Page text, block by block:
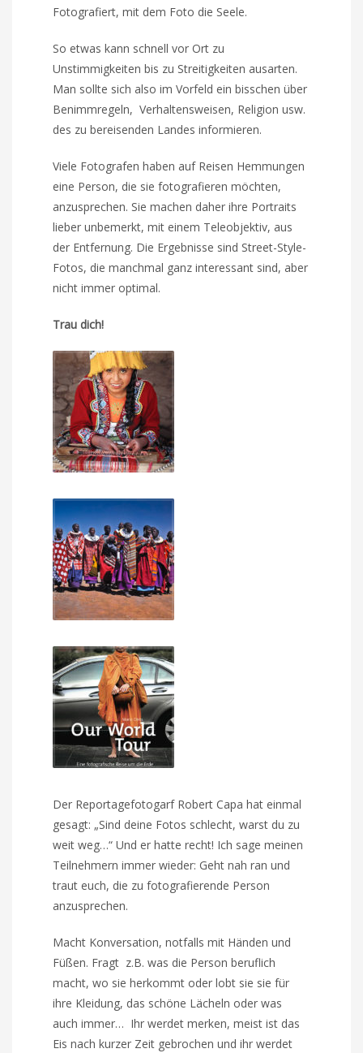
Fotografiert, mit dem Foto die Seele.
So etwas kann schnell vor Ort zu
Unstimmigkeiten bis zu Streitigkeiten ausarten.
Man sollte sich also im Vorfeld ein bisschen über
Benimmregeln, Verhaltensweisen, Religion usw.
des zu bereisenden Landes informieren.
Viele Fotografen haben auf Reisen Hemmungen
eine Person, die sie fotografieren möchten,
anzusprechen. Sie machen daher ihre Portraits
lieber unbemerkt, mit einem Teleobjektiv, aus
der Entfernung. Die Ergebnisse sind Street-Style-
Fotos, die manchmal ganz interessant sind, aber
nicht immer optimal.
Trau dich!
Der Reportagefotogarf Robert Capa hat einmal
gesagt: „Sind deine Fotos schlecht, warst du zu
weit weg…“ Und er hatte recht! Ich sage meinen
Teilnehmern immer wieder: Geht nah ran und
traut euch, die zu fotografierende Person
anzusprechen.
Macht Konversation, notfalls mit Händen und
Füßen. Fragt z.B. was die Person beruflich
macht, wo sie herkommt oder lobt sie sie für
ihre Kleidung, das schöne Lächeln oder was
auch immer… Ihr werdet merken, meist ist das
Eis nach kurzer Zeit gebrochen und ihr werdet